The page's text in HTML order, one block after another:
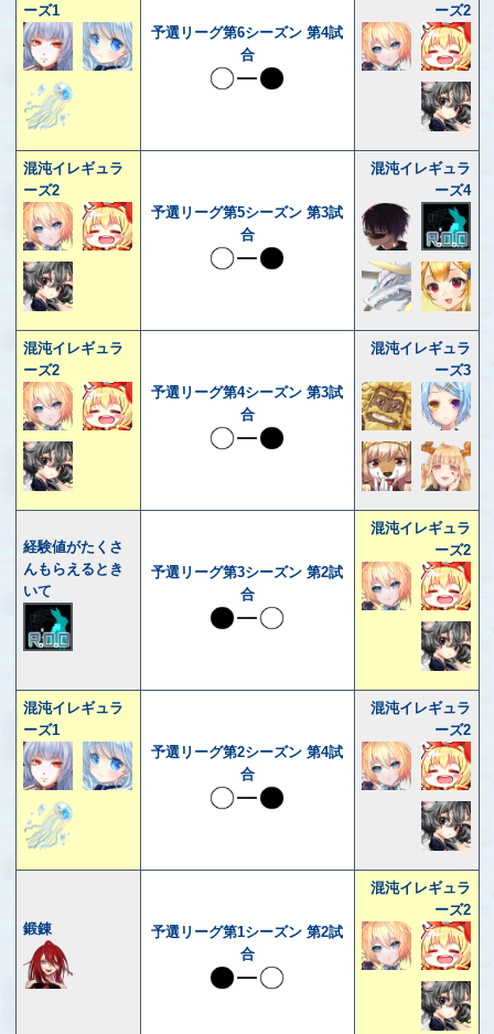
ーズ1
予選リーグ第6シーズン 第4試
合
ーズ2
混沌イレギュラ
ーズ2
予選リーグ第5シーズン 第3試
合
混沌イレギュラ
ーズ4
混沌イレギュラ
ーズ2
予選リーグ第4シーズン 第3試
合
混沌イレギュラ
ーズ3
経験値がたくさ
んもらえるとき
いて
予選リーグ第3シーズン 第2試
合
混沌イレギュラ
ーズ2
混沌イレギュラ
ーズ1
予選リーグ第2シーズン 第4試
合
混沌イレギュラ
ーズ2
鍛錬
予選リーグ第1シーズン 第2試
合
混沌イレギュラ
ーズ2